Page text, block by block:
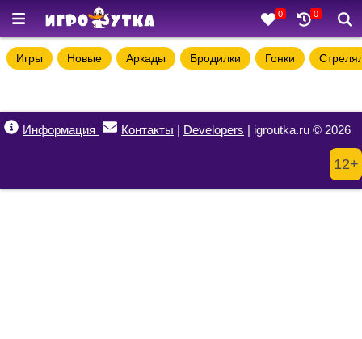
0 0
Игры Новые Аркады Бродилки Гонки
Информация Контакты | Developers | igroutka.ru © 2026
12+